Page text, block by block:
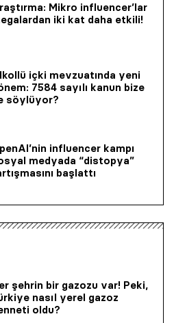
Mikro influencer’lar
iki kat daha etkili!
içki mevzuatında yeni
7584 sayılı kanun bize
söylüyor?
influencer kampı
medyada “distopya”
başlattı
şehrin bir gazozu var! Peki,
nasıl yerel gazoz
oldu?